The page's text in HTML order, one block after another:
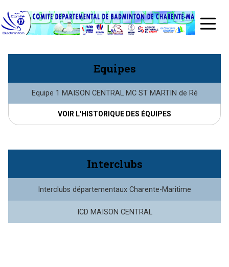
au
contenu
≡
Equipes
Equipe 1 MAISON CENTRAL MC ST MARTIN de Ré
VOIR L'HISTORIQUE DES ÉQUIPES
Interclubs
Interclubs départementaux Charente-Maritime
ICD MAISON CENTRAL